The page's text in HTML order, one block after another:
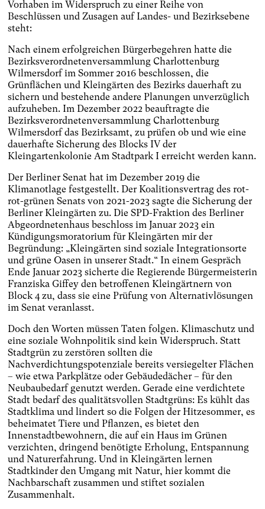
Vorhaben im Widerspruch zu einer Reihe von
Beschlüssen und Zusagen auf Landes- und Bezirksebene
steht:
Nach einem erfolgreichen Bürgerbegehren hatte die
Bezirksverordnetenversammlung Charlottenburg
Wilmersdorf im Sommer 2016 beschlossen, die
Grünflächen und Kleingärten des Bezirks dauerhaft zu
sichern und bestehende andere Planungen unverzüglich
aufzuheben. Im Dezember 2022 beauftragte die
Bezirksverordnetenversammlung Charlottenburg
Wilmersdorf das Bezirksamt, zu prüfen ob und wie eine
dauerhafte Sicherung des Blocks IV der
Kleingartenkolonie Am Stadtpark I erreicht werden kann.
Der Berliner Senat hat im Dezember 2019 die
Klimanotlage festgestellt. Der Koalitionsvertrag des rot-
rot-grünen Senats von 2021-2023 sagte die Sicherung der
Berliner Kleingärten zu. Die SPD-Fraktion des Berliner
Abgeordnetenhaus beschloss im Januar 2023 ein
Kündigungsmoratorium für Kleingärten mir der
Begründung: „Kleingärten sind soziale Integrationsorte
und grüne Oasen in unserer Stadt.“ In einem Gespräch
Ende Januar 2023 sicherte die Regierende Bürgermeisterin
Franziska Giffey den betroffenen Kleingärtnern von
Block 4 zu, dass sie eine Prüfung von Alternativlösungen
im Senat veranlasst.
Doch den Worten müssen Taten folgen. Klimaschutz und
eine soziale Wohnpolitik sind kein Widerspruch. Statt
Stadtgrün zu zerstören sollten die
Nachverdichtungspotenziale bereits versiegelter Flächen
– wie etwa Parkplätze oder Gebäudedächer – für den
Neubaubedarf genutzt werden. Gerade eine verdichtete
Stadt bedarf des qualitätsvollen Stadtgrüns: Es kühlt das
Stadtklima und lindert so die Folgen der Hitzesommer, es
beheimatet Tiere und Pflanzen, es bietet den
Innenstadtbewohnern, die auf ein Haus im Grünen
verzichten, dringend benötigte Erholung, Entspannung
und Naturerfahrung. Und in Kleingärten lernen
Stadtkinder den Umgang mit Natur, hier kommt die
Nachbarschaft zusammen und stiftet sozialen
Zusammenhalt.